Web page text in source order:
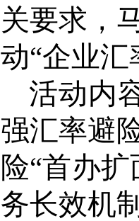
关要求，
动“企业
活动内
强汇率避
险“首办
务长效机